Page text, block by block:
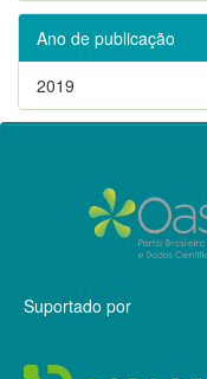
Ano de publicação
2019
Suportado por